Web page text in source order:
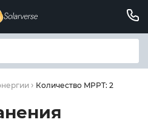
Количество MPPT: 2